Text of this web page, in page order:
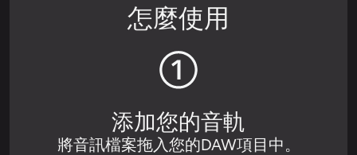
怎麼使用
添加您的音軌
將音訊檔案拖入您的DAW項目中。